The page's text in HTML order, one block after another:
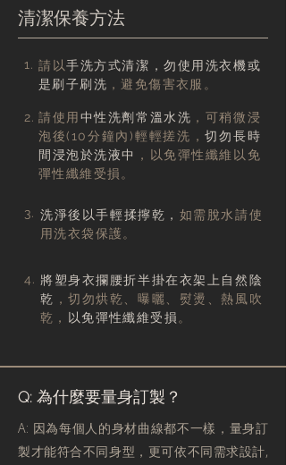
Q: 為什麼要量身訂製？
A: 因為每個人的身材曲線都不一樣，量身訂
製才能符合不同身型，更可依不同需求設計,
​清潔保養方法
4. 將塑身衣攔腰折半掛在衣架上自然陰
乾 ，切勿烘乾、曝曬、熨燙、熱風吹
乾，
以免彈性纖維受損 。
請以手洗方式清潔，勿使用洗衣機或
是刷子刷洗 ，避免傷害衣服。
1.
請使用 中性洗劑常溫水洗 ，可稍微浸
泡後(10分鐘內)輕輕搓洗，切勿長時
間浸泡於洗液中
，以免彈性纖維以免
彈性纖維受損。
2.
洗淨後以手輕揉擰乾， 如需脫水請使
用洗衣袋保護。
3.